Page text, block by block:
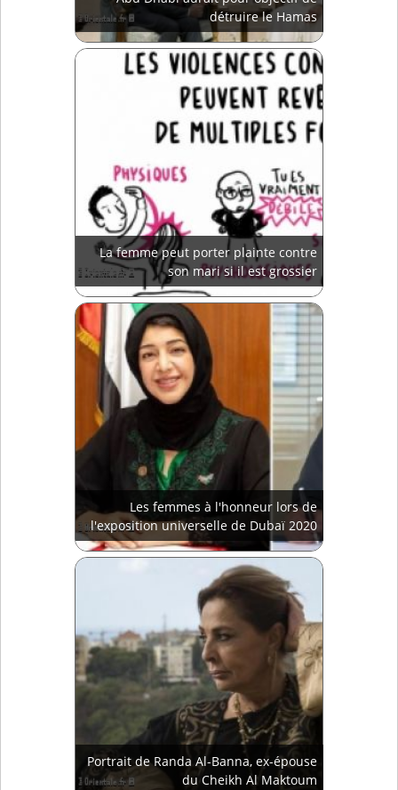
détruire le Hamas
La femme peut porter plainte contre
son mari si il est grossier
Les femmes à l'honneur lors de
l'exposition universelle de Dubaï 2020
Portrait de Randa Al-Banna, ex-épouse
du Cheikh Al Maktoum